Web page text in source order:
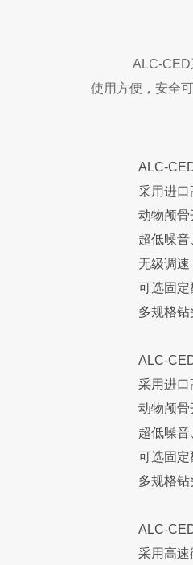
ALC-CED
使用方便，安全
ALC-
采用进口
动物颅骨
超低噪音
无级调速
可选固定
多规格钻
ALC-
采用进口
动物颅骨
超低噪音
可选固定
多规格钻
ALC-
采用高速